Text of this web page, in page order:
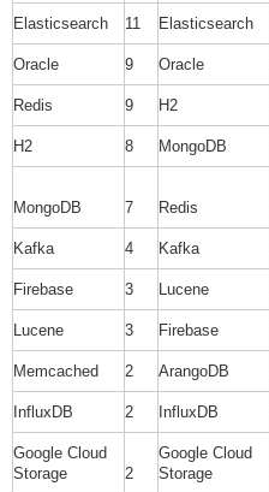
Elasticsearch 11 Elasticsearch
Oracle 9 Oracle
Redis 9 H2
H2 8 MongoDB
MongoDB 7 Redis
Kafka 4 Kafka
Firebase 3 Lucene
Lucene 3 Firebase
Memcached 2 ArangoDB
InfluxDB 2 InfluxDB
Google Cloud
Storage
2
Google Cloud
Storage